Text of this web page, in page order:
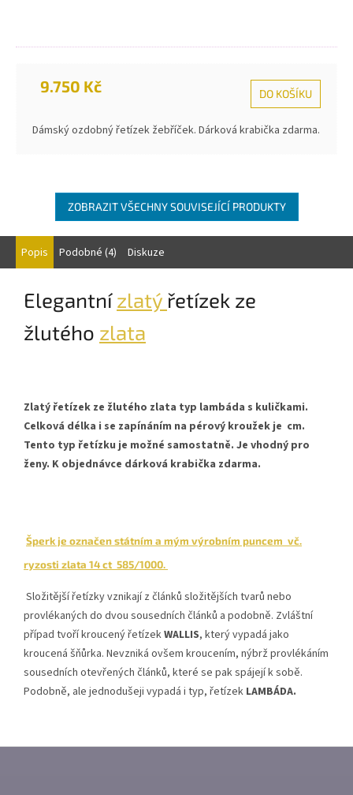
9.750 Kč DO KOŠÍKU
Dámský ozdobný řetízek žebříček. Dárková krabička zdarma.
ZOBRAZIT VŠECHNY SOUVISEJÍCÍ PRODUKTY
Popis Podobné (4) Diskuze
Elegantnízlatý řetízek ze
žlutého zlata
Zlatý řetízek ze žlutého zlata typ lambáda s kuličkami.
Celková délka i se zapínáním na pérový kroužek je cm.
Tento typ řetízku je možné samostatně. Je vhodný pro
ženy. K objednávce dárková krabička zdarma.
Šperk je označen státním a mým výrobním puncem vč.
ryzosti zlata 14 ct 585/1000.
Složitější řetízky vznikají z článků složitějších tvarů nebo
provlékaných do dvou sousedních článků a podobně. Zvláštní
případ tvoří kroucený řetízekWALLIS, který vypadá jako
kroucená šňůrka. Nevzniká ovšem kroucením, nýbrž provlékáním
sousedních otevřených článků, které se pak spájejí k sobě.
Podobně, ale jednodušeji vypadá i typ, řetízek LAMBÁDA.